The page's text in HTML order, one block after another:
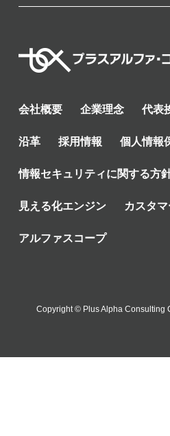
会社概要 企業理念 代表
沿革 採用情報 個人情報
情報セキュリティに関する方
見える化エンジン カスタ
アルファスコープ
Copyright © Plus Alpha Consulting